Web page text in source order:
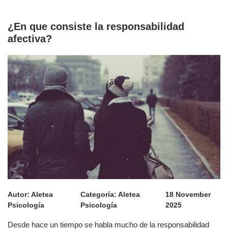
¿En que consiste la responsabilidad
afectiva?
Autor: Aletea
Psicología
Categoría: Aletea
Psicología
18 November
2025
Desde hace un tiempo se habla mucho de la responsabilidad